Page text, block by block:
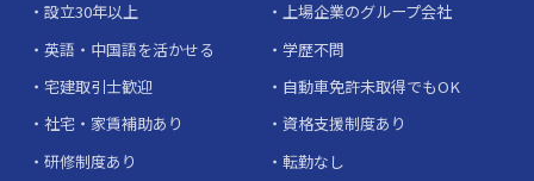
設立30年以上
上場企業のグループ会社
英語・中国語を活かせる
学歴不問
宅建取引士歓迎
自動車免許未取得でもOK
社宅・家賃補助あり
資格支援制度あり
研修制度あり
転勤なし